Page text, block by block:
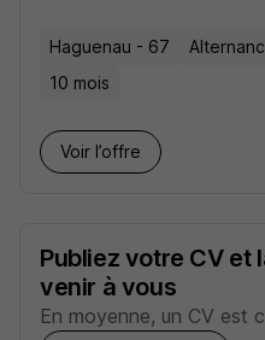
Haguenau - 67
10 mois
Voir l’offre
Publiez votre CV et
venir à vous
En moyenne, un CV est